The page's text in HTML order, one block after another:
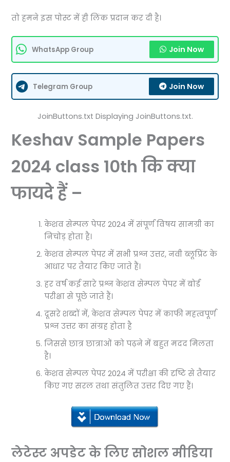
तो हमने इस पोस्ट में ही लिंक प्रदान कर दी है।
WhatsApp Group Join Now
Telegram Group Join Now
JoinButtons.txt Displaying JoinButtons.txt.
Keshav Sample Papers
2024 class 10th कि क्या
फायदे हैं –
केशव सेम्पल पेपर 2024 में संपूर्ण विषय सामग्री का
निचोड़ होता है।
केशव सेम्पल पेपर में सभी प्रश्न उत्तर, नवी ब्लूप्रिंट के
आधार पर तैयार किए जाते हैं।
हर वर्ष कई सारे प्रश्न केशव सेम्पल पेपर में बोर्ड
परीक्षा से पूछे जाते हैं।
दूसरे शब्दों में, केशव सेम्पल पेपर में काफी महत्वपूर्ण
प्रश्न उत्तर का संग्रह होता है
जिससे छात्र छात्राओं को पढ़ने में बहुत मदद मिलता
है।
केशव सेम्पल पेपर 2024 में परीक्षा की दृष्टि से तैयार
किए गए सरल तथा संतुलित उत्तर दिए गए हैं।
लेटेस्ट अपडेट के लिए सोशल मीडिया